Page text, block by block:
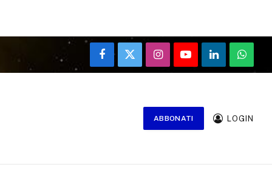
Facebook
X
(Twitter)
InstagramYouTubeLinkedIn
ABBONATI LOGIN